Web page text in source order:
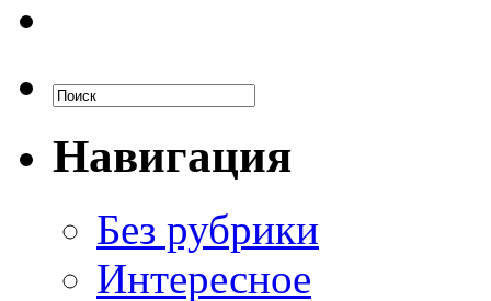
Навигация
Без рубрики
Интересное